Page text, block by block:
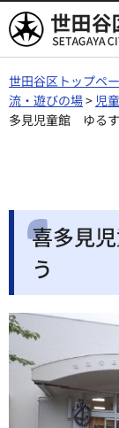
世田谷区
世田谷区トップペ
流・遊びの場> 児
多見児童館 ゆる
喜多見
う